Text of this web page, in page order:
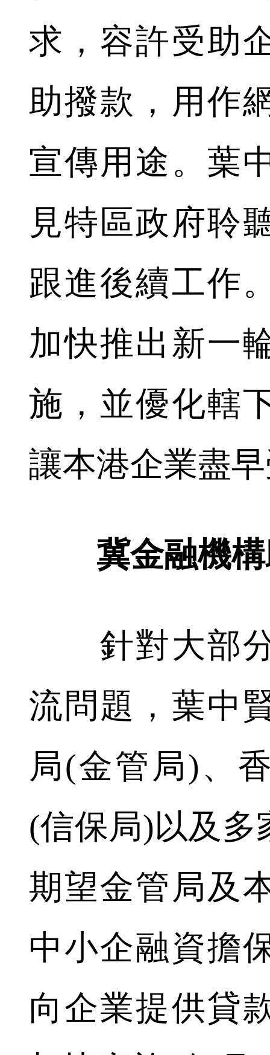
求，容許受助
助撥款，用作
宣傳用途。葉
見特區政府聆
跟進後續工作
加快推出新一
施，並優化轄
讓本港企業盡
冀金融機
針對大部分
流問題，葉中
局(金管局)、
(信保局)以及多
期望金管局及
中小企融資擔
向企業提供貸